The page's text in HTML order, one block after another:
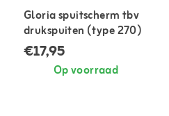
Gloria spuitscherm tbv
drukspuiten (type 270)
€17,95
Op voorraad